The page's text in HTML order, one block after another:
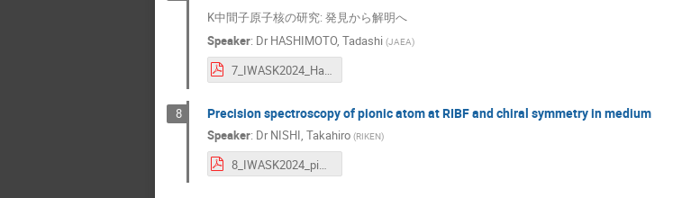
K中間子原子核の研究: 発見から解明へ
Speaker: Dr HASHIMOTO, Tadashi (JAEA)
7_IWASK2024_Hashimoto.pdf
8 Precision spectroscopy of pionic atom at RIBF and chiral symmetry in medium
Speaker: Dr NISHI, Takahiro (RIKEN)
8_IWASK2024_piAF_Nishi.pdf